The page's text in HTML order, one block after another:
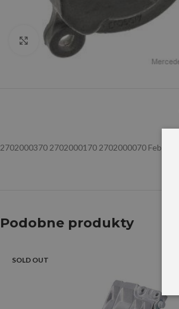
Click to enlarge
2702000370 2702000170 2702000070 Febi
Podobne produkty
SOLD OUT